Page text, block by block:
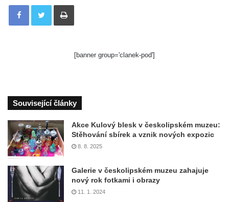
Tisknout
[banner group='clanek-pod']
Související články
Akce Kulový blesk v českolipském muzeu:
Stěhování sbírek a vznik nových expozic
8. 8. 2025
Galerie v českolipském muzeu zahajuje
nový rok fotkami i obrazy
11. 1. 2024